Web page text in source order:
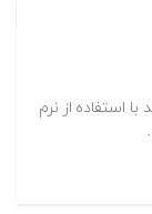
استفاده از نرم